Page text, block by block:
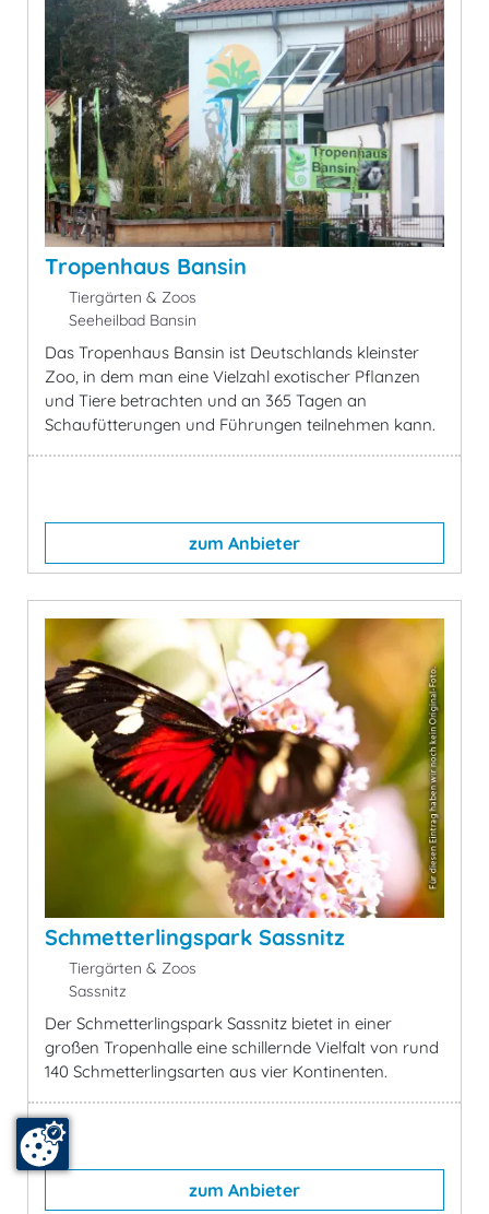
Tropenhaus Bansin
Tiergärten & Zoos
Seeheilbad Bansin
Das Tropenhaus Bansin ist Deutschlands kleinster
Zoo, in dem man eine Vielzahl exotischer Pflanzen
und Tiere betrachten und an 365 Tagen an
Schaufütterungen und Führungen teilnehmen kann.
zum Anbieter
Schmetterlingspark Sassnitz
Tiergärten & Zoos
Sassnitz
Der Schmetterlingspark Sassnitz bietet in einer
großen Tropenhalle eine schillernde Vielfalt von rund
140 Schmetterlingsarten aus vier Kontinenten.
zum Anbieter